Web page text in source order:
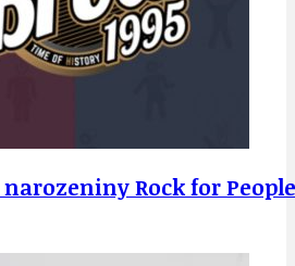
Rock for People